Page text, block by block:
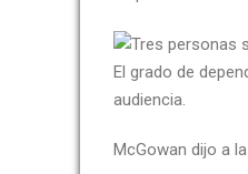
El grado de
audiencia.
McGowan dijo a